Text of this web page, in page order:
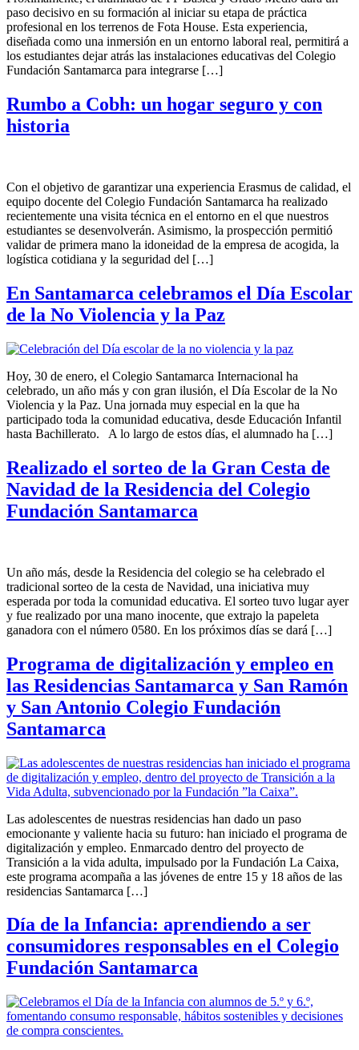
paso decisivo en su formación al iniciar su etapa de práctica
profesional en los terrenos de Fota House. Esta experiencia,
diseñada como una inmersión en un entorno laboral real, permitirá a
los estudiantes dejar atrás las instalaciones educativas del Colegio
Fundación Santamarca para integrarse […]
Rumbo a Cobh: un hogar seguro y con
historia
Con el objetivo de garantizar una experiencia Erasmus de calidad, el
equipo docente del Colegio Fundación Santamarca ha realizado
recientemente una visita técnica en el entorno en el que nuestros
estudiantes se desenvolverán. Asimismo, la prospección permitió
validar de primera mano la idoneidad de la empresa de acogida, la
logística cotidiana y la seguridad del […]
En Santamarca celebramos el Día Escolar
de la No Violencia y la Paz
Hoy, 30 de enero, el Colegio Santamarca Internacional ha
celebrado, un año más y con gran ilusión, el Día Escolar de la No
Violencia y la Paz. Una jornada muy especial en la que ha
participado toda la comunidad educativa, desde Educación Infantil
hasta Bachillerato. A lo largo de estos días, el alumnado ha […]
Realizado el sorteo de la Gran Cesta de
Navidad de la Residencia del Colegio
Fundación Santamarca
Un año más, desde la Residencia del colegio se ha celebrado el
tradicional sorteo de la cesta de Navidad, una iniciativa muy
esperada por toda la comunidad educativa. El sorteo tuvo lugar ayer
y fue realizado por una mano inocente, que extrajo la papeleta
ganadora con el número 0580. En los próximos días se dará […]
Programa de digitalización y empleo en
las Residencias Santamarca y San Ramón
y San Antonio Colegio Fundación
Santamarca
Las adolescentes de nuestras residencias han dado un paso
emocionante y valiente hacia su futuro: han iniciado el programa de
digitalización y empleo. Enmarcado dentro del proyecto de
Transición a la vida adulta, impulsado por la Fundación La Caixa,
este programa acompaña a las jóvenes de entre 15 y 18 años de las
residencias Santamarca […]
Día de la Infancia: aprendiendo a ser
consumidores responsables en el Colegio
Fundación Santamarca